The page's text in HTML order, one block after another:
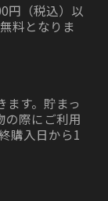
円（税込）以
料となりま
ます。貯まっ
の際にご利用
購入日から1